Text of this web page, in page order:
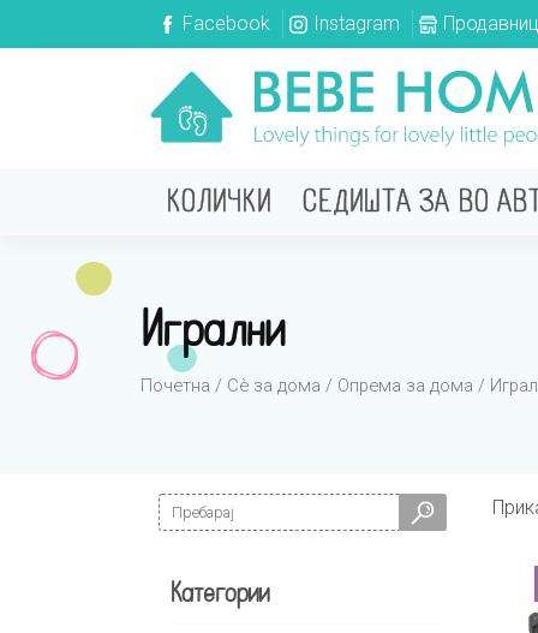
Facebook Instagram
КОЛИЧКИ СЕДИШТА ЗА ВО
Игрални
Почетна / Сè за дома / Опрема за дома /
Search for:
Категории